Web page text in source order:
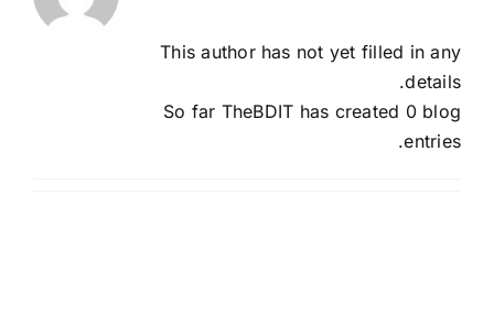
This author has not yet filled in any
details.
So far TheBDIT has created 0 blog
entries.